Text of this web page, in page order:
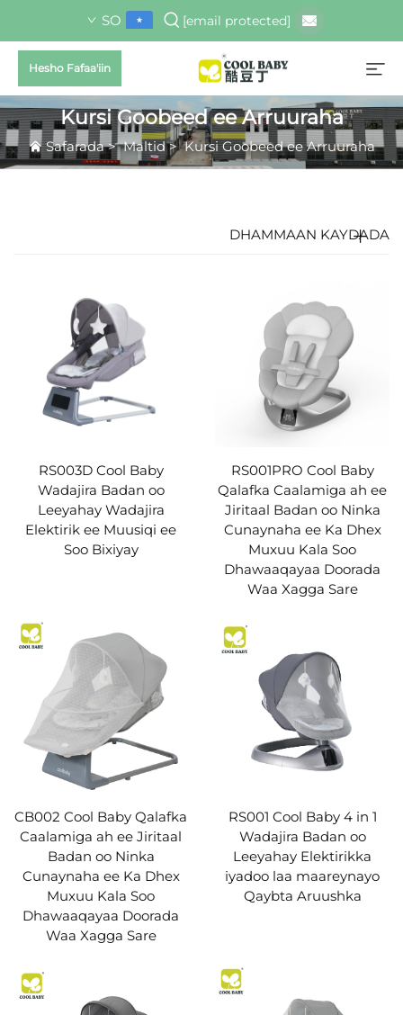
[email protected]
SO
Hesho Fafaa'iin
Kursi Goobeed ee Arruuraha
Safarada>Maltid>Kursi Goobeed ee Arruuraha
DHAMMAAN KAYDADA
RS001PRO Cool Baby
Qalafka Caalamiga ah ee
Jiritaal Badan oo Ninka
Cunaynaha ee Ka Dhex
Muxuu Kala Soo
Dhawaaqayaa Doorada
Waa Xagga Sare
RS003D Cool Baby
Wadajira Badan oo
Leeyahay Wadajira
Elektirik ee Muusiqi ee
Soo Bixiyay
RS001 Cool Baby 4 in 1
Wadajira Badan oo
Leeyahay Elektirikka
iyadoo laa maareynayo
Qaybta Aruushka
CB002 Cool Baby Qalafka
Caalamiga ah ee Jiritaal
Badan oo Ninka
Cunaynaha ee Ka Dhex
Muxuu Kala Soo
Dhawaaqayaa Doorada
Waa Xagga Sare